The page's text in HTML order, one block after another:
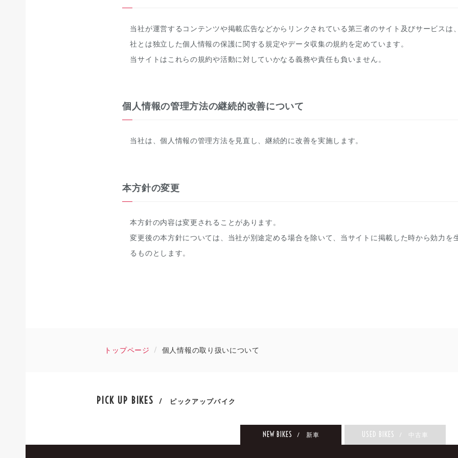
当社が運営するコンテンツや掲載広告などからリンクされている第三者のサイト及びサービスは
社とは独立した個人情報の保護に関する規定やデータ収集の規約を定めています。
当サイトはこれらの規約や活動に対していかなる義務や責任も負いません。
個人情報の管理方法の継続的改善について
当社は、個人情報の管理方法を見直し、継続的に改善を実施します。
本方針の変更
本方針の内容は変更されることがあります。
変更後の本方針については、当社が別途定める場合を除いて、当サイトに掲載した時から効力を
るものとします。
トップページ 個人情報の取り扱いについて
PICK UP BIKES / ピックアップバイク
NEW BIKES / 新車 USED BIKES / 中古車